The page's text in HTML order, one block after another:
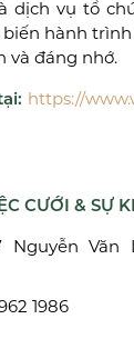
dịch vụ tổ
biến hành
và đáng nhớ.
https://
CƯỚI & SỰ
Nguyễn Văn
1986